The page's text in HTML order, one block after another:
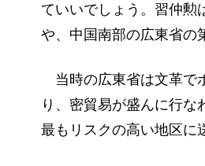
ていいでしょう。習仲勲
や、中国南部の広東省の
当時の広東省は文革で
り、密貿易が盛んに行
最もリスクの高い地区に